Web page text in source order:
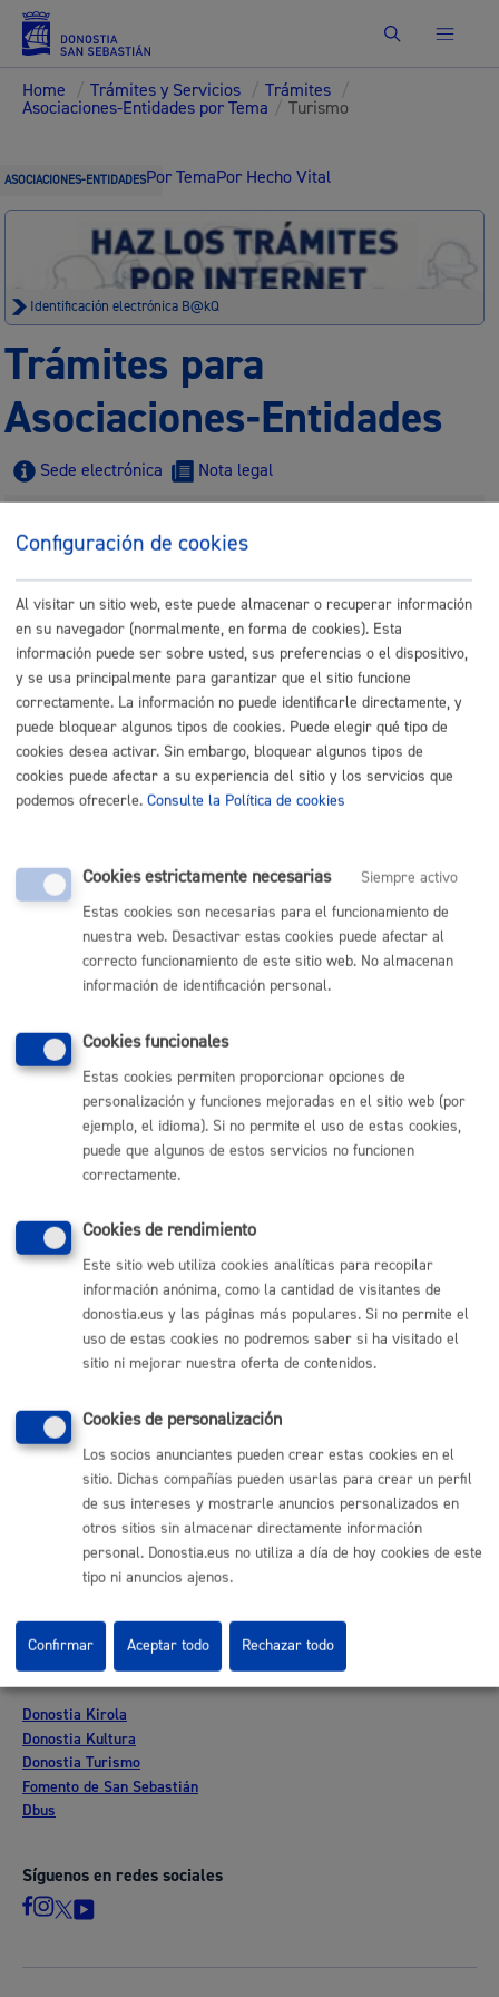
Buscar
Home / Trámites y Servicios / Trámites /
Asociaciones-Entidades por Tema / Turismo
ASOCIACIONES-ENTIDADESPor TemaPor Hecho Vital
Identificación electrónica B@kQ
Trámites para
Asociaciones-Entidades
Sede electrónica Nota legal
Turismo
Autorización para ocupar la vía pública con actividades,
eventos,...
* Online con certificado electrónico
ONLINE
PRESENCIAL
Autorización para ocupar la vía pública con vehículo o
accesos puntuales
* Online con certificado electrónico
ONLINE
TELÉFONO
Volver al índice Volver atrás
Comunícate con el Ayuntamiento de Donostia / San
Sebastián
(gratuito desde Donostia / San Sebastián)
(+34) 943 481 000
Buzón de la ciudadanía
Enlaces útiles
Ofertas de empleo
Perfil del contratante
Sede electrónica
Mapas - GeoDonostia
Sala de prensa
Otras páginas web corporativas
Donostia Kirola
Donostia Kultura
Donostia Turismo
Fomento de San Sebastián
Dbus
Síguenos en redes sociales
Configuración de cookies
Al visitar un sitio web, este puede almacenar o recuperar información
en su navegador (normalmente, en forma de cookies). Esta
información puede ser sobre usted, sus preferencias o el dispositivo,
y se usa principalmente para garantizar que el sitio funcione
correctamente. La información no puede identificarle directamente, y
puede bloquear algunos tipos de cookies. Puede elegir qué tipo de
cookies desea activar. Sin embargo, bloquear algunos tipos de
cookies puede afectar a su experiencia del sitio y los servicios que
podemos ofrecerle. Consulte la Política de cookies
Cookies estrictamente necesarias
Siempre activo
Estas cookies son necesarias para el funcionamiento de
nuestra web. Desactivar estas cookies puede afectar al
correcto funcionamiento de este sitio web. No almacenan
información de identificación personal.
Cookies funcionales
Estas cookies permiten proporcionar opciones de
personalización y funciones mejoradas en el sitio web (por
ejemplo, el idioma). Si no permite el uso de estas cookies,
puede que algunos de estos servicios no funcionen
correctamente.
Cookies de rendimiento
Este sitio web utiliza cookies analíticas para recopilar
información anónima, como la cantidad de visitantes de
donostia.eus y las páginas más populares. Si no permite el
uso de estas cookies no podremos saber si ha visitado el
sitio ni mejorar nuestra oferta de contenidos.
Cookies de personalización
Los socios anunciantes pueden crear estas cookies en el
sitio. Dichas compañías pueden usarlas para crear un perfil
de sus intereses y mostrarle anuncios personalizados en
otros sitios sin almacenar directamente información
personal. Donostia.eus no utiliza a día de hoy cookies de este
tipo ni anuncios ajenos.
Rechazar todo
Confirmar Aceptar todo